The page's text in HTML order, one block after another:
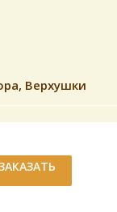
Верхушки